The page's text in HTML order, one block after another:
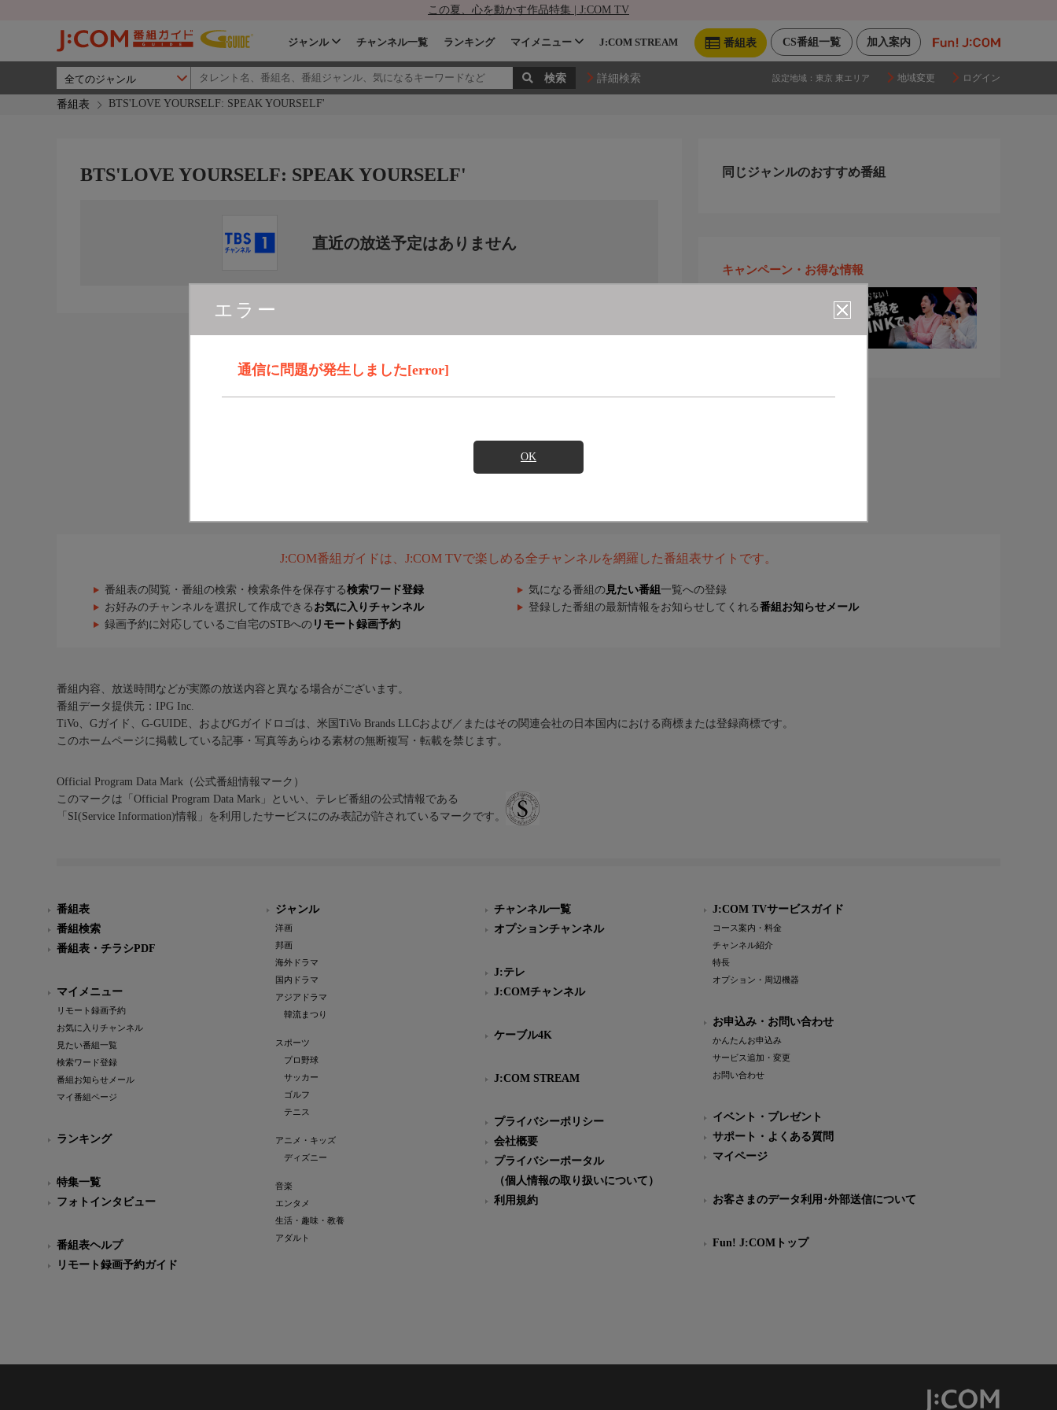
この夏、心を動かす作品特集 | J:COM TV
加入案内
CS番組一覧
番組表
ジャンル チャンネル一覧 ランキング マイメニュー J:COM STREAM
詳細検索 設定地域： 東京 東エリア 地域変更 ログイン
番組表 BTS'LOVE YOURSELF: SPEAK YOURSELF'
エラー
通信に問題が発生しました[error]
OK
BTS'LOVE YOURSELF: SPEAK YOURSELF'
直近の放送予定はありません
同じジャンルのおすすめ番組
キャンペーン・お得な情報
J:COM番組ガイドは、J:COM TVで楽しめる全チャンネルを網羅した番組表サイトです。
番組表の閲覧・番組の検索・検索条件を保存する検索ワード登録 気になる番組の 見たい番組 一覧への登録
お好みのチャンネルを選択して作成できる お気に入りチャンネル 登録した番組の最新情報をお知らせしてくれる番組お知らせメール
録画予約に対応しているご自宅のSTBへの リモート録画予約
番組内容、放送時間などが実際の放送内容と異なる場合がございます。
番組データ提供元：IPG Inc.
TiVo、Gガイド、G-GUIDE、およびGガイドロゴは、米国TiVo Brands LLCおよび／またはその関連会社の日本国内における商標または登録商標です。
このホームページに掲載している記事・写真等あらゆる素材の無断複写・転載を禁じます。
Official Program Data Mark（公式番組情報マーク）
このマークは「Official Program Data Mark」といい、テレビ番組の公式情報である
「SI(Service Information)情報」を利用したサービスにのみ表記が許されているマークです。
番組表
番組検索
番組表・チラシPDF
マイメニュー
リモート録画予約
お気に入りチャンネル
見たい番組一覧
検索ワード登録
番組お知らせメール
マイ番組ページ
ランキング
特集一覧
フォトインタビュー
番組表ヘルプ
リモート録画予約ガイド
ジャンル
洋画
邦画
海外ドラマ
国内ドラマ
アジアドラマ
韓流まつり
スポーツ
プロ野球
サッカー
ゴルフ
テニス
アニメ・キッズ
ディズニー
音楽
エンタメ
生活・趣味・教養
アダルト
チャンネル一覧
オプションチャンネル
J:テレ
J:COMチャンネル
ケーブル4K
J:COM STREAM
プライバシーポリシー
会社概要
プライバシーポータル
（個人情報の取り扱いについて）
利用規約
J:COM TVサービスガイド
コース案内・料金
チャンネル紹介
特長
オプション・周辺機器
お申込み・お問い合わせ
かんたんお申込み
サービス追加・変更
お問い合わせ
イベント・プレゼント
サポート・よくある質問
マイページ
お客さまのデータ利用･外部送信について
Fun! J:COMトップ